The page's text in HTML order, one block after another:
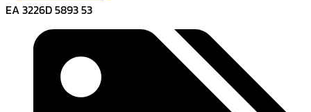
EA 3226D 5893 53